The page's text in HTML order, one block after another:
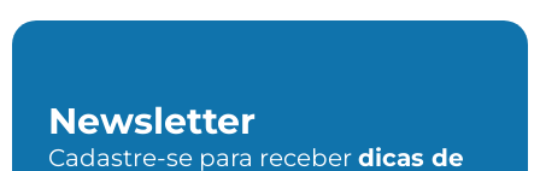
Newsletter
Cadastre-se para receber dicas de